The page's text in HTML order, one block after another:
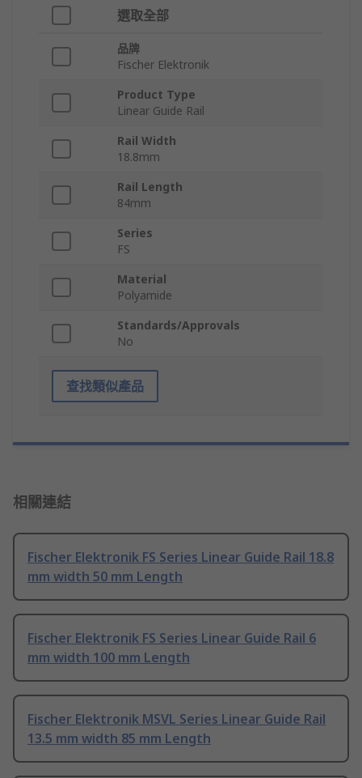
選取全部
品牌
Fischer Elektronik
Product Type
Linear Guide Rail
Rail Width
18.8mm
Rail Length
84mm
Series
FS
Material
Polyamide
Standards/Approvals
No
查找類似產品
相關連結
Fischer Elektronik FS Series Linear Guide Rail 18.8
mm width 50 mm Length
Fischer Elektronik FS Series Linear Guide Rail 6
mm width 100 mm Length
Fischer Elektronik MSVL Series Linear Guide Rail
13.5 mm width 85 mm Length